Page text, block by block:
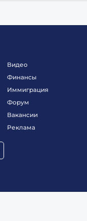
Видео
Финансы
Иммиграция
Форум
Вакансии
Реклама